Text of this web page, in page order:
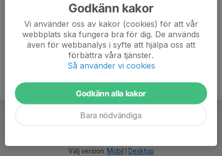
Välj version: Mobil Desktop
Godkänn kakor
Vi använder oss av kakor (cookies) för att vår
webbplats ska fungera bra för dig. De används
även för webbanalys i syfte att hjälpa oss att
förbättra våra tjänster.
Så använder vi cookies
Godkänn alla kakor
Bara nödvändiga